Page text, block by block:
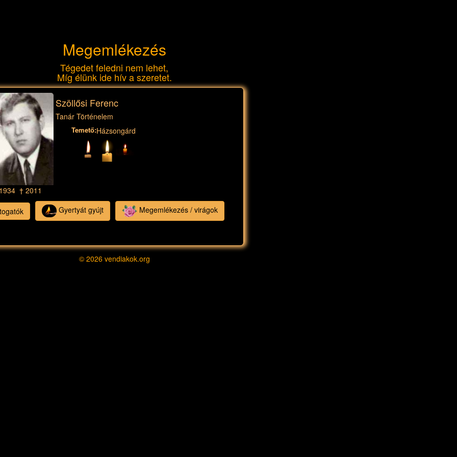
Megemlékezés
Tégedet feledni nem lehet,
Míg élünk ide hív a szeretet.
† 2011
Szöllősi Ferenc
Tanár Történelem
Temető:Házsongárd
Gyertyát gyújt Megemlékezés / virágok
© 2026vendiakok.org